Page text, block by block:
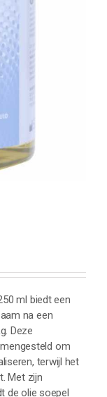
ml biedt een
na een
Deze
om
terwijl het
Met zijn
de olie soepel